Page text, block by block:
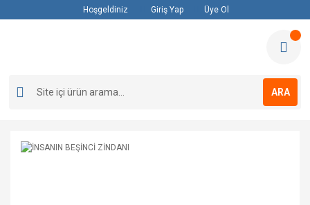
Hoşgeldiniz Giriş Yap Üye Ol
ARA